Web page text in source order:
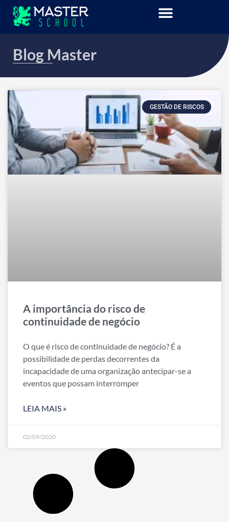
Blog Master
GESTÃO DE RISCOS
A importância do risco de
continuidade de negócio
O que é risco de continuidade de negócio? É a
possibilidade de perdas decorrentes da
incapacidade de uma organização antecipar-se a
eventos que possam interromper
LEIA MAIS »
02/09/2020